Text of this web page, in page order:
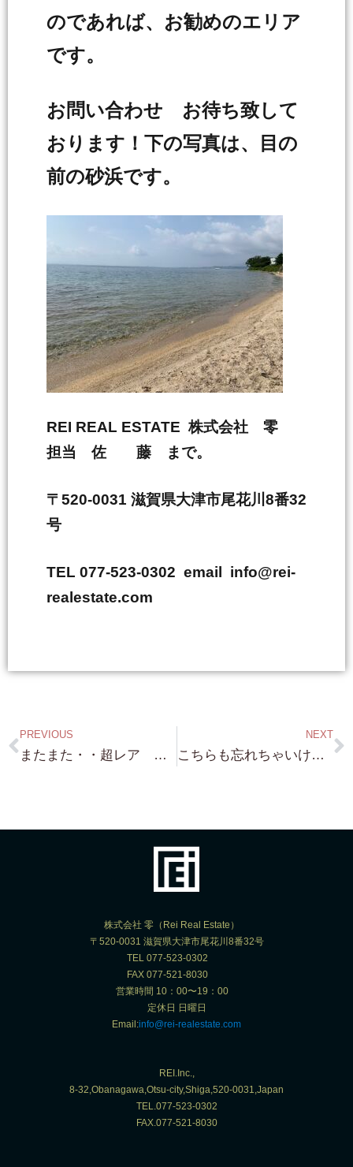
のであれば、お勧めのエリア
です。
お問い合わせ お待ち致して
おります！下の写真は、目の
前の砂浜です。
REI REAL ESTATE 株式会社 零
担当 佐 藤 まで。
〒520-0031 滋賀県大津市尾花川8番32
号
TEL 077-523-0302 email info@rei-
realestate.com
PREVIOUS
またまた・・超レア 京都南禅寺近隣 売り物件 情報 ありがとうございました！ これは お探しの方は 逃したら二度と手に入らないような物件です！
NEXT
こちらも忘れちゃいけません！極秘物件（笑）琵琶湖桟橋付き（承認マリーナ）マリーナも 売り物ありますよ！
株式会社 零（Rei Real Estate）
〒520-0031 滋賀県大津市尾花川8番32号
TEL 077-523-0302
FAX 077-521-8030
営業時間 10：00〜19：00
定休日 日曜日
Email:info@rei-realestate.com
REI.Inc.,
8-32,Obanagawa,Otsu-city,Shiga,520-0031,Japan
TEL.077-523-0302
FAX.077-521-8030